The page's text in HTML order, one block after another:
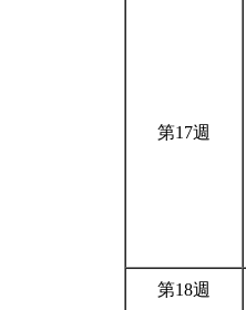
第17週
第18週